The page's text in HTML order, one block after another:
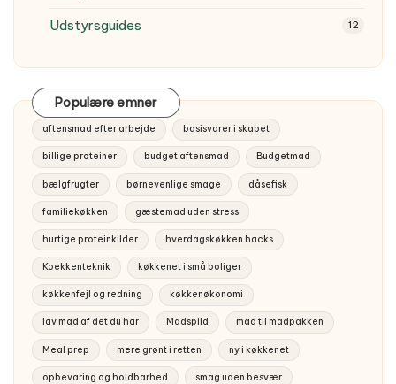
Udstyrsguides 12
Populære emner
aftensmad efter arbejde basisvarer i skabet
billige proteiner budget aftensmad Budgetmad
bælgfrugter børnevenlige smage dåsefisk
familiekøkken gæstemad uden stress
hurtige proteinkilder hverdagskøkken hacks
Koekkenteknik køkkenet i små boliger
køkkenfejl og redning køkkenøkonomi
lav mad af det du har Madspild mad til madpakken
Meal prep mere grønt i retten ny i køkkenet
opbevaring og holdbarhed smag uden besvær